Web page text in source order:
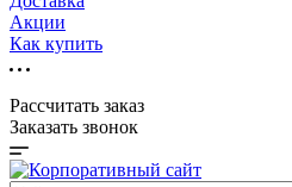
Акции
Как купить
Рассчитать заказ
Заказать звонок